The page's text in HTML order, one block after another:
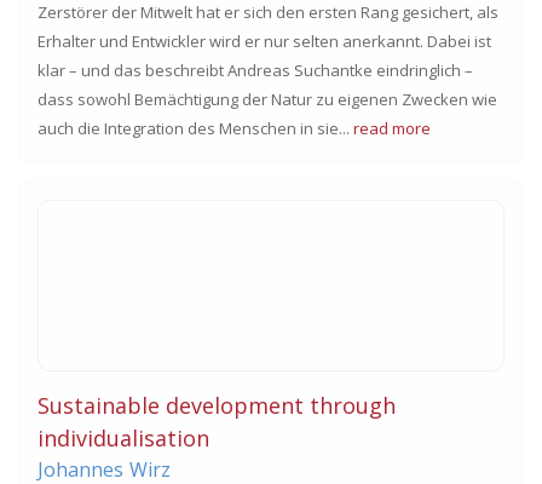
Zerstörer der Mitwelt hat er sich den ersten Rang gesichert, als
Erhalter und Entwickler wird er nur selten anerkannt. Dabei ist
klar – und das beschreibt Andreas Suchantke eindringlich –
dass sowohl Bemächtigung der Natur zu eigenen Zwecken wie
auch die Integration des Menschen in sie... read more
Sustainable development through
individualisation
Johannes Wirz